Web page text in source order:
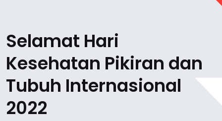
Selamat Hari
Kesehatan Pikiran dan
Tubuh Internasional
2022